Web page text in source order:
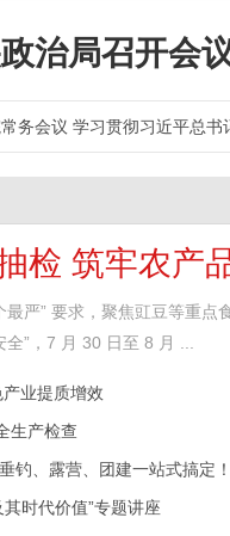
治局召开会
务会议 学习贯彻习近平总
检 筑牢农产
严” 要求，聚焦豇豆等重点
”，7 月 30 日至 8 月 ...
业提质增效
生产检查
钓、露营、团建一站式搞定
时代价值”专题讲座